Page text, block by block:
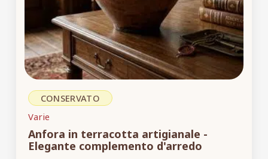
CONSERVATO
Varie
Anfora in terracotta artigianale -
Elegante complemento d'arredo